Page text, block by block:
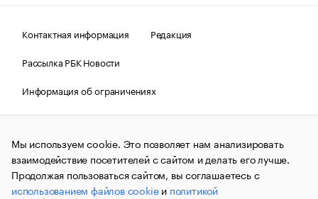
Контактная информация
Редакция
Рассылка РБК Новости
Информация об ограничениях
Правовая информация
О соблюдении авторских прав
© АО «РОСБИЗНЕСКОНСАЛТИНГ»,1995–2026.Сообщения
и материалы информационного агентства «РБК»
(зарегистрировано Федеральной службой по надзору в сфере
связи, информационных технологий и массовых
коммуникаций (Роскомнадзор) 09.12.2015 за номером ИА
Мы используем cookie. Это позволяет нам анализировать
взаимодействие посетителей с сайтом и делать его лучше.
Продолжая пользоваться сайтом, вы соглашаетесь с
использованием файлов cookieи политикой